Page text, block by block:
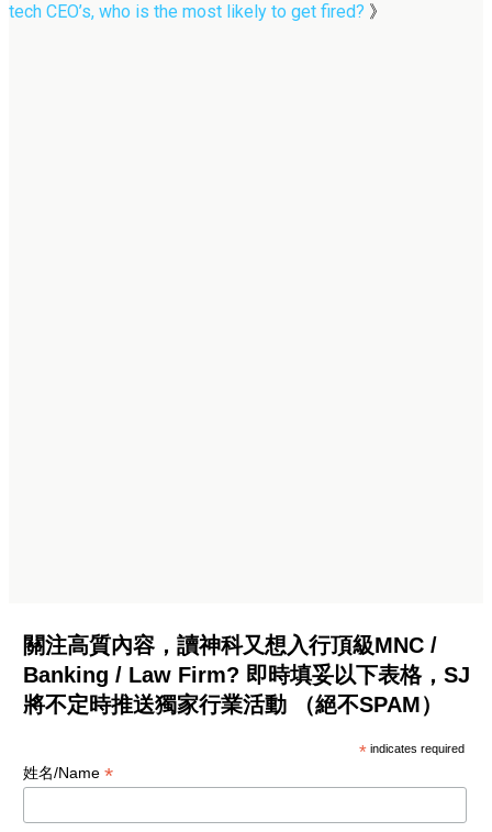
tech CEO’s, who is the most likely to get fired? 》
關注高質內容，讀神科又想入行頂級MNC /
Banking / Law Firm? 即時填妥以下表格，SJ
將不定時推送獨家行業活動 （絕不SPAM）
* indicates required
姓名/Name *